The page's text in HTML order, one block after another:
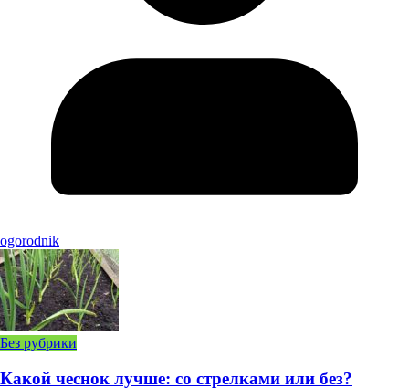
ogorodnik
Без рубрики
Какой чеснок лучше: со стрелками или без?